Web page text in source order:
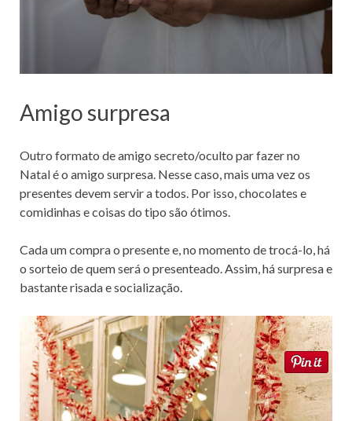
Amigo surpresa
Outro formato de amigo secreto/oculto par fazer no
Natal é o amigo surpresa. Nesse caso, mais uma vez os
presentes devem servir a todos. Por isso, chocolates e
comidinhas e coisas do tipo são ótimos.
Cada um compra o presente e, no momento de trocá-lo, há
o sorteio de quem será o presenteado. Assim, há surpresa e
bastante risada e socialização.